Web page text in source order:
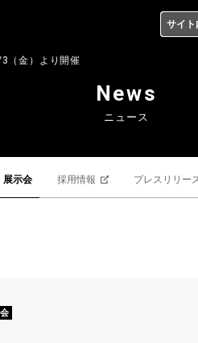
サイト
News
ニュース
（金）より開催
展示会 採用情報 プレスリリー